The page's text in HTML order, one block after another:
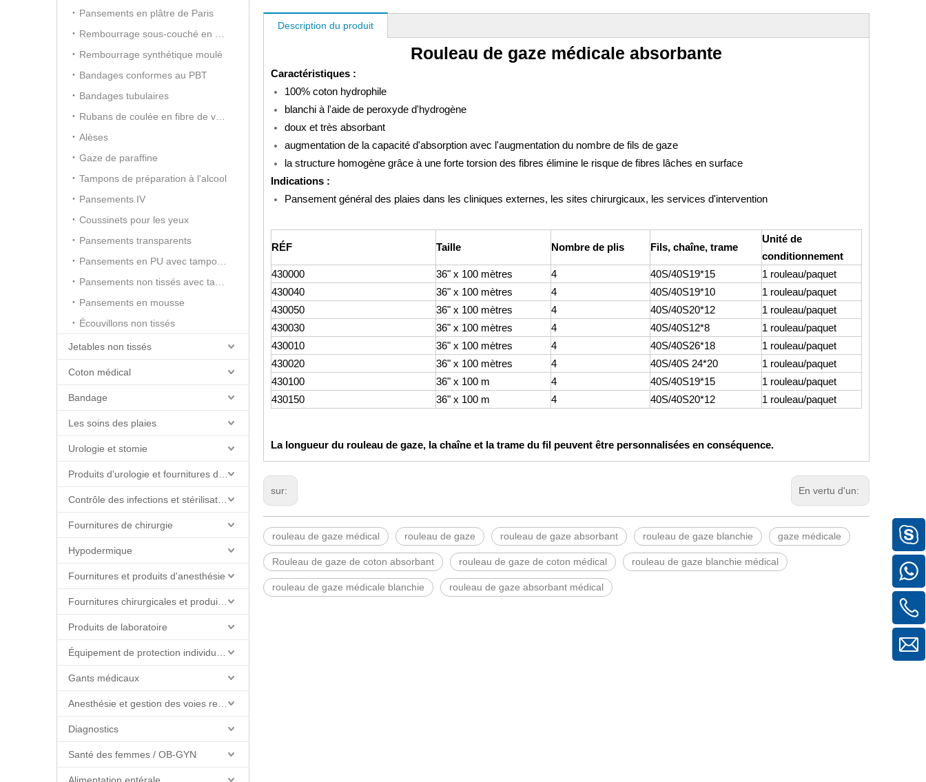
Pansements en plâtre de Paris
Rembourrage synthétique moulé
Bandages conformes au PBT
Bandages tubulaires
Alèses
Gaze de paraffine
Tampons de préparation à l'alcool
Pansements IV
Coussinets pour les yeux
Pansements transparents
Pansements en mousse
Écouvillons non tissés
Jetables non tissés
Coton médical
Bandage
Les soins des plaies
Urologie et stomie
Fournitures de chirurgie
Hypodermique
Fournitures et produits d'anesthésie
Produits de laboratoire
Gants médicaux
Diagnostics
Santé des femmes / OB-GYN
Description du produit
Rouleau de gaze médicale absorbante
Caractéristiques :
100% coton hydrophile
blanchi à l'aide de peroxyde d'hydrogène
doux et très absorbant
augmentation de la capacité d'absorption avec l'augmentation du nombre de fils de gaze
la structure homogène grâce à une forte torsion des fibres élimine le risque de fibres lâches en surface
Indications :
Pansement général des plaies dans les cliniques externes, les sites chirurgicaux, les services d'intervention
RÉF Taille Nombre de plis Fils, chaîne, trame
Unité de
conditionnement
430000
36" x 100 mètres 4 40S/40S19*15
1 rouleau/paquet
430040
36" x 100 mètres 4 40S/40S19*10
1 rouleau/paquet
430050
36" x 100 mètres 4 40S/40S20*12
1 rouleau/paquet
430030
36" x 100 mètres 4 40S/40S12*8
1 rouleau/paquet
430010
36" x 100 mètres 4 40S/40S26*18
1 rouleau/paquet
430020
36" x 100 mètres 4 40S/40S 24*20
1 rouleau/paquet
430100
36" x 100 m 4 40S/40S19*15
1 rouleau/paquet
430150
36" x 100 m 4 40S/40S20*12 1 rouleau/paquet
La longueur du rouleau de gaze, la chaîne et la trame du fil peuvent être personnalisées en conséquence.
sur: En vertu d'un:
rouleau de gaze médical rouleau de gaze rouleau de gaze absorbant rouleau de gaze blanchie gaze médicale
Rouleau de gaze de coton absorbant rouleau de gaze de coton médical rouleau de gaze blanchie médical
rouleau de gaze médicale blanchie rouleau de gaze absorbant médical